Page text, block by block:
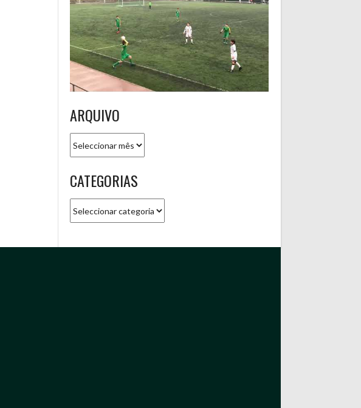
ARQUIVO
CATEGORIAS